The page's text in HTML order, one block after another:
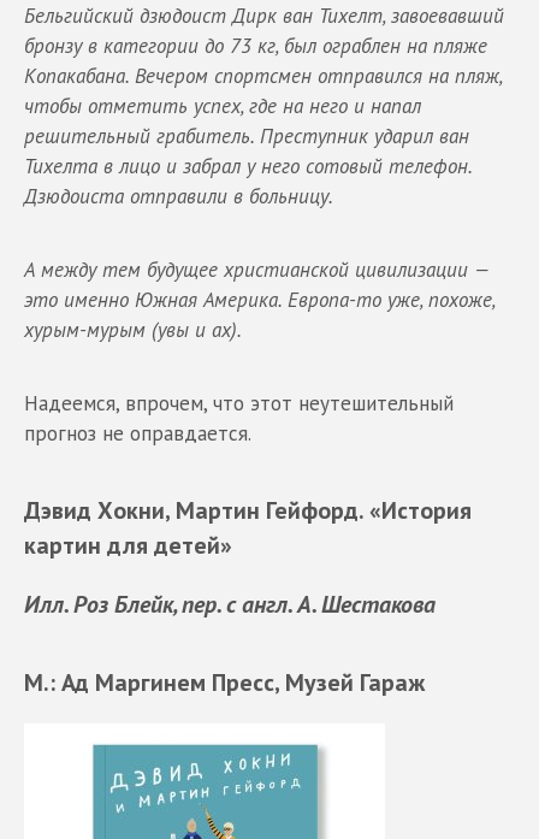
Бельгийский дзюдоист Дирк ван Тихелт, завоевавший
бронзу в категории до 73 кг, был ограблен на пляже
Копакабана. Вечером спортсмен отправился на пляж,
чтобы отметить успех, где на него и напал
решительный грабитель. Преступник ударил ван
Тихелта в лицо и забрал у него сотовый телефон.
Дзюдоиста отправили в больницу.
А между тем будущее христианской цивилизации —
это именно Южная Америка. Европа-то уже, похоже,
хурым-мурым (увы и ах).
Надеемся, впрочем, что этот неутешительный
прогноз не оправдается.
Дэвид Хокни, Мартин Гейфорд. «История
картин для детей»
Илл. Роз Блейк, пер. с англ. А. Шестакова
М.: Ад Маргинем Пресс, Музей Гараж